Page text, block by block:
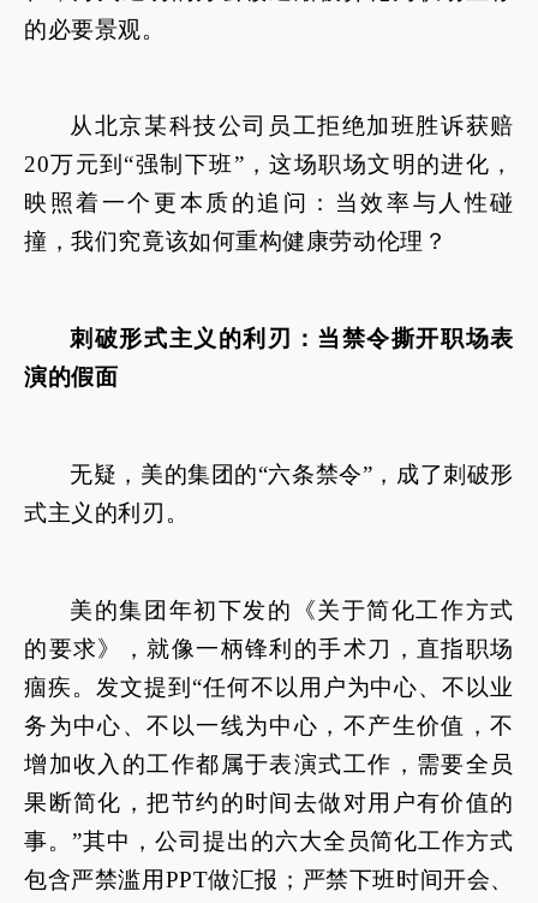
的必要景观。
从北京某科技公司员工拒绝加班胜诉获赔
20万元到“强制下班”，这场职场文明的进化，
映照着一个更本质的追问：当效率与人性碰
撞，我们究竟该如何重构健康劳动伦理？
刺破形式主义的利刃：当禁令撕开职场表
演的假面
无疑，美的集团的“六条禁令”，成了刺破形
式主义的利刃。
美的集团年初下发的《关于简化工作方式
的要求》，就像一柄锋利的手术刀，直指职场
痼疾。发文提到“任何不以用户为中心、不以业
务为中心、不以一线为中心，不产生价值，不
增加收入的工作都属于表演式工作，需要全员
果断简化，把节约的时间去做对用户有价值的
事。”其中，公司提出的六大全员简化工作方式
包含严禁滥用PPT做汇报；严禁下班时间开会、